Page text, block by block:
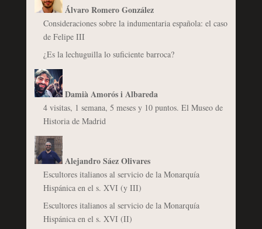
Álvaro Romero González
Consideraciones sobre la indumentaria española: el caso
de Felipe III
¿Es la lechuguilla lo suficiente barroca?
Damià Amorós i Albareda
4 visitas, 1 semana, 5 meses y 10 puntos. El Museo de
Historia de Madrid
Alejandro Sáez Olivares
Escultores italianos al servicio de la Monarquía
Hispánica en el s. XVI (y III)
Escultores italianos al servicio de la Monarquía
Hispánica en el s. XVI (II)